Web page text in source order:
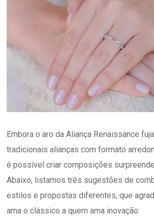
Embora o aro da Aliança Renaissance
tradicionais alianças com formato
é possível criar composições
Abaixo, listamos três sugestões de
estilos e propostas diferentes, que
ama o clássico a quem ama inovação.